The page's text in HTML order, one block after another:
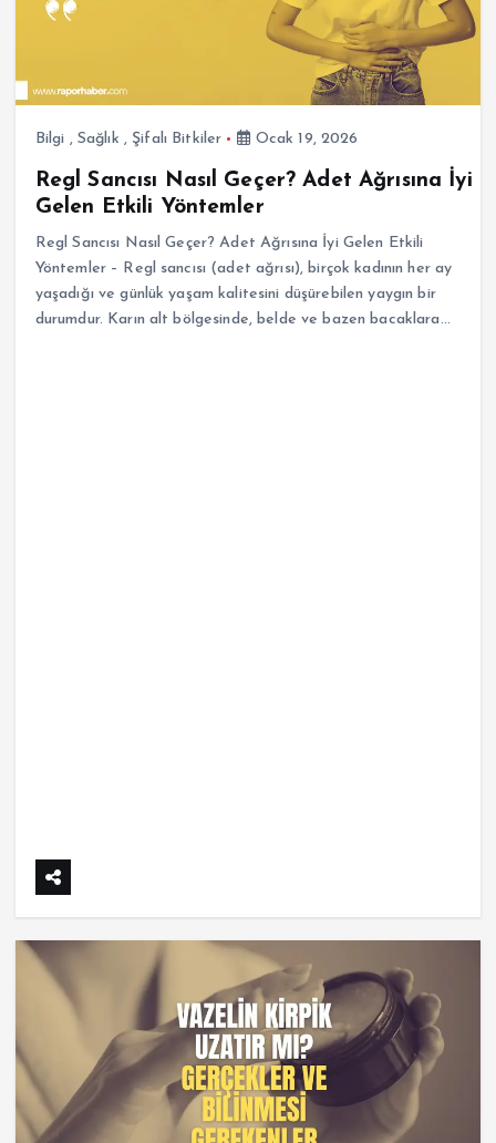
Bilgi , Sağlık , Şifalı Bitkiler Ocak 19, 2026
Regl Sancısı Nasıl Geçer? Adet Ağrısına İyi
Gelen Etkili Yöntemler
Regl Sancısı Nasıl Geçer? Adet Ağrısına İyi Gelen Etkili
Yöntemler – Regl sancısı (adet ağrısı), birçok kadının her ay
yaşadığı ve günlük yaşam kalitesini düşürebilen yaygın bir
durumdur. Karın alt bölgesinde, belde ve bazen bacaklara…